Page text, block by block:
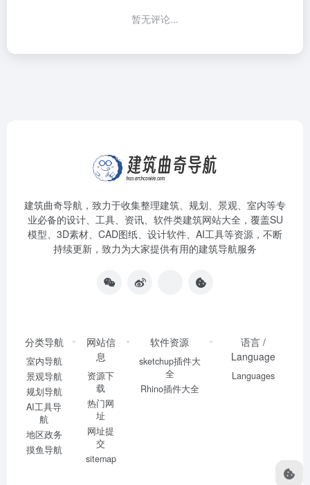
暂无评论...
建筑曲奇导航 ，致力于收集整理建筑、规划、景观、室内等专
业必备的设计、工具、资讯、软件类建筑网站大全，覆盖SU
模型、3D素材、CAD图纸、设计软件、AI工具等资源，不断
持续更新，致力为大家提供有用的建筑导航服务
分类导航
室内导航
景观导航
规划导航
AI工具导
航
地区政务
摸鱼导航
网站信
息
资源下
载
热门网
址
网址提
交
sitemap
软件资源
sketchup插件大
全
Rhino插件大全
语言 /
Language
Languages